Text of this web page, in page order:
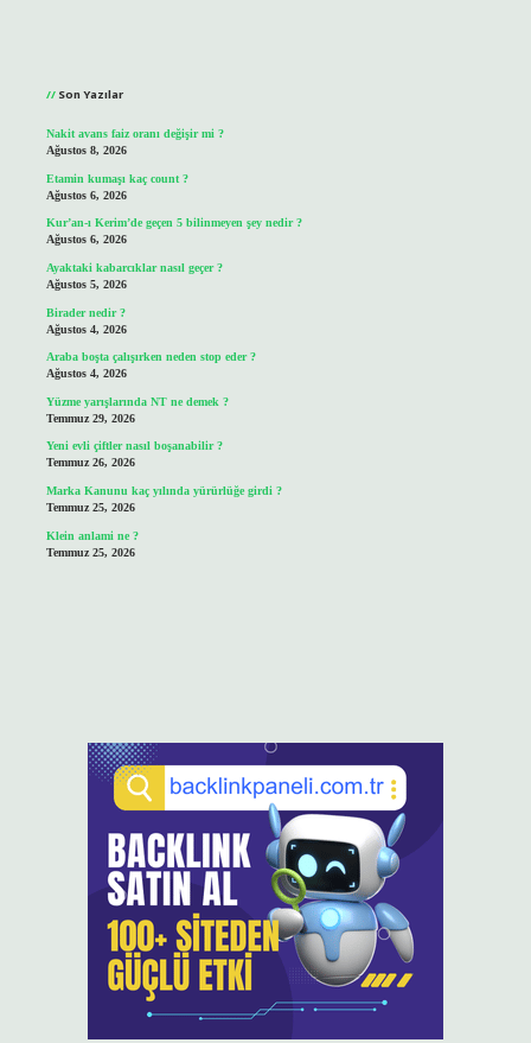
Son Yazılar
Nakit avans faiz oranı değişir mi ?
Ağustos 8, 2026
Etamin kumaşı kaç count ?
Ağustos 6, 2026
Kur’an-ı Kerim’de geçen 5 bilinmeyen şey nedir ?
Ağustos 6, 2026
Ayaktaki kabarcıklar nasıl geçer ?
Ağustos 5, 2026
Birader nedir ?
Ağustos 4, 2026
Araba boşta çalışırken neden stop eder ?
Ağustos 4, 2026
Yüzme yarışlarında NT ne demek ?
Temmuz 29, 2026
Yeni evli çiftler nasıl boşanabilir ?
Temmuz 26, 2026
Marka Kanunu kaç yılında yürürlüğe girdi ?
Temmuz 25, 2026
Klein anlami ne ?
Temmuz 25, 2026